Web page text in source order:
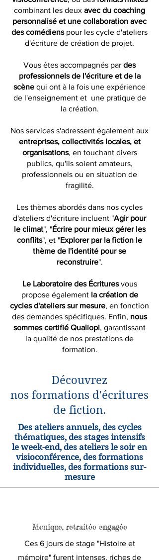
combinant les deux avec du coaching
personnalisé et une collaboration avec
des comédienspour les cycle d'ateliers
d'écriture de création de projet.
Vous êtes accompagnés par des
professionnels de l'écriture et de la
scène qui ont à la fois une expérience
de l'enseignement et une pratique de
la création.
Nos services s'adressent également aux
entreprises, collectivités locales, et
organisations, en touchant divers
publics, qu'ils soient amateurs,
professionnels ou en situation de
fragilité.
Les thèmes abordés dans nos cycles
d'ateliers d'écriture incluent "Agir pour
le climat", "Écrire pour mieux gérer les
conflits", et "Explorer par la fiction le
thème de l'identité pour se
reconstruire".
Le Laboratoire des Écrituresvous
propose également la création de
cycles d'ateliers sur mesure, en fonction
des demandes spécifiques. Enfin, nous
sommes certifié Qualiopi, garantissant
la qualité de nos prestations de
formation.
Découvrez
nos formations d'écritures
de fiction.
Des ateliers annuels, des cycles
thématiques, des stages intensifs
le week-end, des ateliers le soir en
visioconférence, des formations
individuelles, des formations sur-
mesure
Monique, retraitée engagée
Ces 6 jours de stage "Histoire et
mémoire" furent intenses, riches de